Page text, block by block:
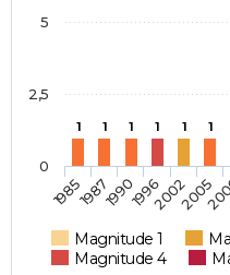
1 1 1 1 1 1
Magnitude 1
Magnitude 4
198519871990199620022005
0
2,5
5